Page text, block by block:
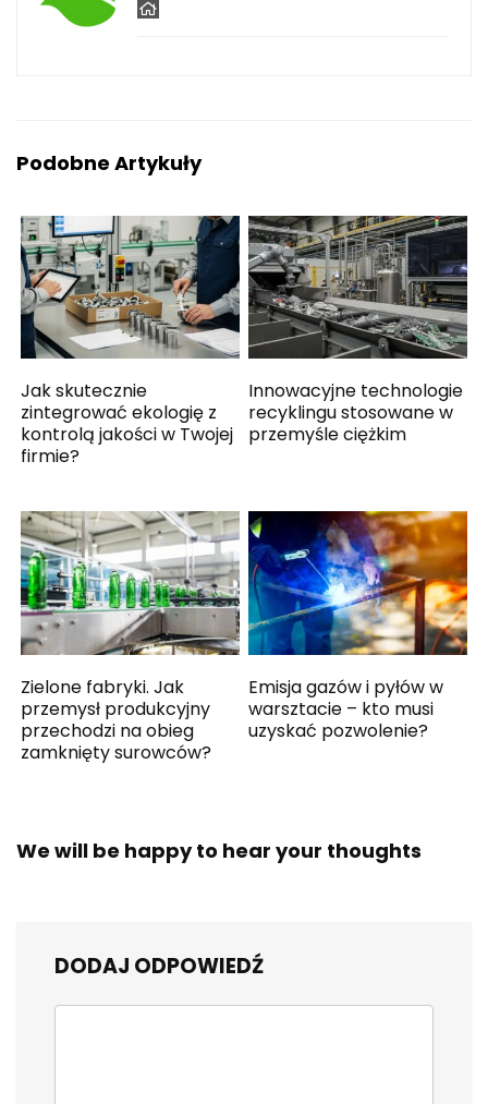
Podobne Artykuły
Jak skutecznie
zintegrować ekologię z
kontrolą jakości w Twojej
firmie?
Innowacyjne technologie
recyklingu stosowane w
przemyśle ciężkim
Zielone fabryki. Jak
przemysł produkcyjny
przechodzi na obieg
zamknięty surowców?
Emisja gazów i pyłów w
warsztacie – kto musi
uzyskać pozwolenie?
We will be happy to hear your thoughts
DODAJ ODPOWIEDŹ